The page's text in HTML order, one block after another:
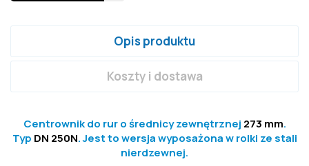
Opis produktu
Koszty i dostawa
Centrownik do rur o średnicy zewnętrznej 273 mm.
Typ DN 250N. Jest to wersja wyposażona w rolki ze stali
nierdzewnej.